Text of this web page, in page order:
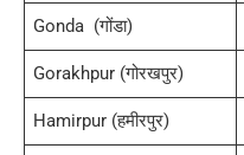
Gonda (गोंडा)
Gorakhpur (गोरखपुर)
Hamirpur (हमीरपुर)